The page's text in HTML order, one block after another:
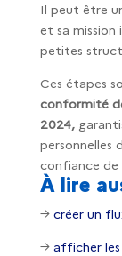
Il peut être
et sa mission
petites
Ces étapes
conformité
2024,
personnelles
confiance de
À lire
→ créer un
→ afficher les